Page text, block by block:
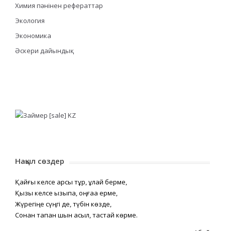
Химия пәнінен рефераттар
Экология
Экономика
Әскери дайындық
Нақыл сөздер
Қайғы келсе қарсы тұр, құлай берме,
Қызық келсе қызықпа, оңғаққа ерме,
Жүрегіңе сүңгі де, түбін көзде,
Сонан тапқан шын асыл, тастай көрме.